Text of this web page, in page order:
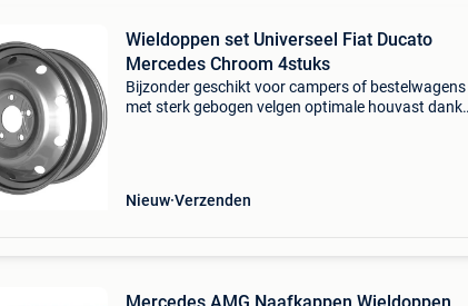
Wieldoppen set Universeel Fiat Ducato
Mercedes Chroom 4stuks
Bijzonder geschikt voor campers of bestelwagens
met sterk gebogen velgen optimale houvast
Nieuw Verzenden